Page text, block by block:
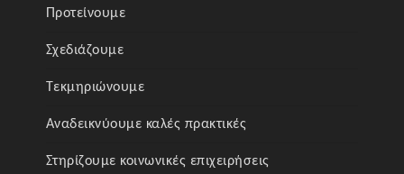
Προτείνουμε
Σχεδιάζουμε
Τεκμηριώνουμε
Αναδεικνύουμε καλές πρακτικές
Στηρίζουμε κοινωνικές επιχειρήσεις